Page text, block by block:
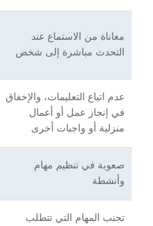
معاناة من الاستماع عند
التحدث مباشرة إلى شخص
عدم اتباع التعليمات، والإخفاق
في إنجاز عمل أو أعمال
منزلية أو واجبات أخرى
صعوبة في تنظيم مهام
وأنشطة
تجنب المهام التي تتطلب